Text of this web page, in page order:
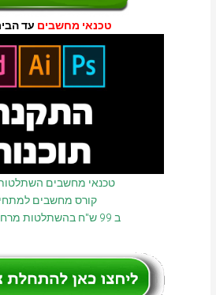
טכנאי מחשבים עד
טכנאי מחשבים
קורס מחשבים
ב 99 ש"ח בהשתלטות מרחוק לשעה!